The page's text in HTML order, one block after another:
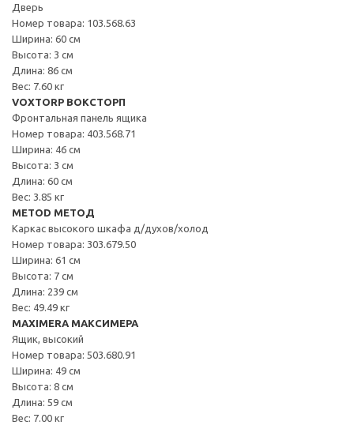
Дверь
Номер товара: 103.568.63
Ширина: 60 см
Высота: 3 см
Длина: 86 см
Вес: 7.60 кг
VOXTORP ВОКСТОРП
Фронтальная панель ящика
Номер товара: 403.568.71
Ширина: 46 см
Высота: 3 см
Длина: 60 см
Вес: 3.85 кг
METOD МЕТОД
Каркас высокого шкафа д/духов/холод
Номер товара: 303.679.50
Ширина: 61 см
Высота: 7 см
Длина: 239 см
Вес: 49.49 кг
MAXIMERA МАКСИМЕРА
Ящик, высокий
Номер товара: 503.680.91
Ширина: 49 см
Высота: 8 см
Длина: 59 см
Вес: 7.00 кг